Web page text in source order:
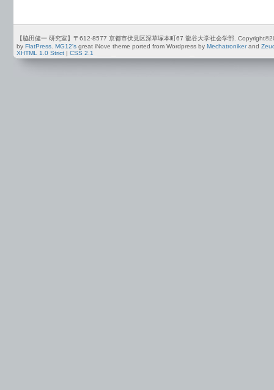
【脇田健一 研究室】〒612-8577 京都市伏見区深草塚本町67 龍谷大学社会学部.
by FlatPress. MG12's great iNove theme ported from Wordpress by Mechatronikerand
XHTML 1.0 Strict
CSS 2.1